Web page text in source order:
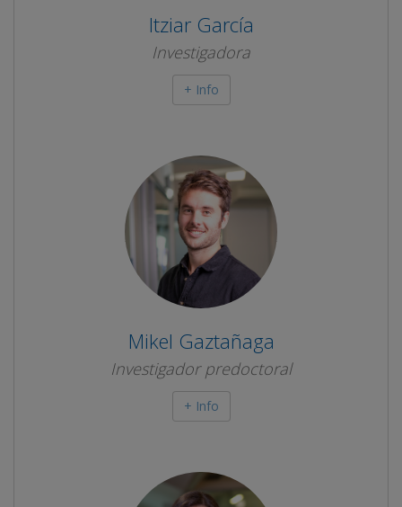
Itziar García
Investigadora
+ Info
Mikel Gaztañaga
Investigador predoctoral
+ Info